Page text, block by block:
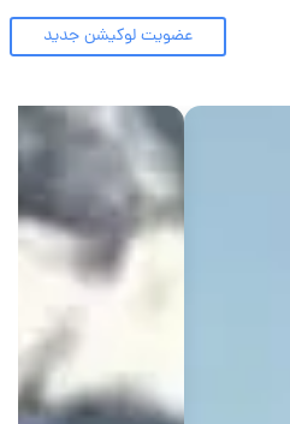
عضویت لوکیشن جدید